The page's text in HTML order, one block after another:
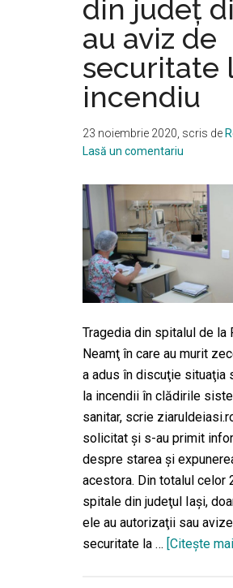
din județ
au aviz de
securitate
incendiu
23 noiembrie 2020 , scris de
Lasă un comentariu
Tragedia din spitalul de la
Neamţ în care au murit
a adus în discuţie situaţia
la incendii în clădirile
sanitar, scrie
solicitat şi s-au primit
despre starea şi
acestora. Din totalul celor
spitale din judeţul Iaşi,
ele au autorizaţii sau
securitate la … [Citeşte